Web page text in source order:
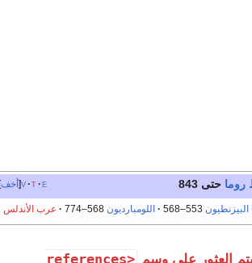
أخف v t e حتى 843
البيزنطيون اللومبارديون عرب الأندلس
<references